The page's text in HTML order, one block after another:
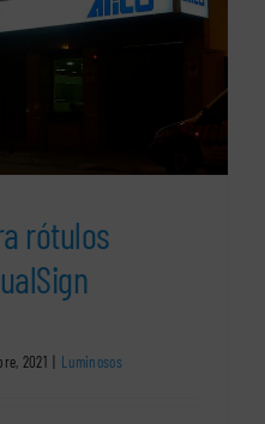
rótulos
2021 Luminosos